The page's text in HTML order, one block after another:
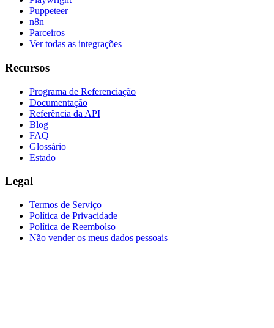
Puppeteer
n8n
Parceiros
Ver todas as integrações
Recursos
Programa de Referenciação
Documentação
Referência da API
Blog
FAQ
Glossário
Estado
Legal
Termos de Serviço
Política de Privacidade
Política de Reembolso
Não vender os meus dados pessoais